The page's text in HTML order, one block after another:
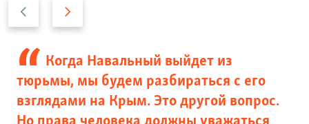
д
щ
Когда Навальный выйдет из
тюрьмы, мы будем разбираться с его
взглядами на Крым. Это другой вопрос.